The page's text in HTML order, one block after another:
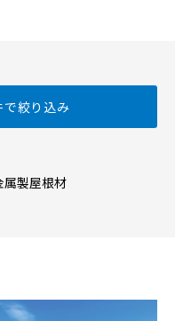
絞り込み
属製屋根材